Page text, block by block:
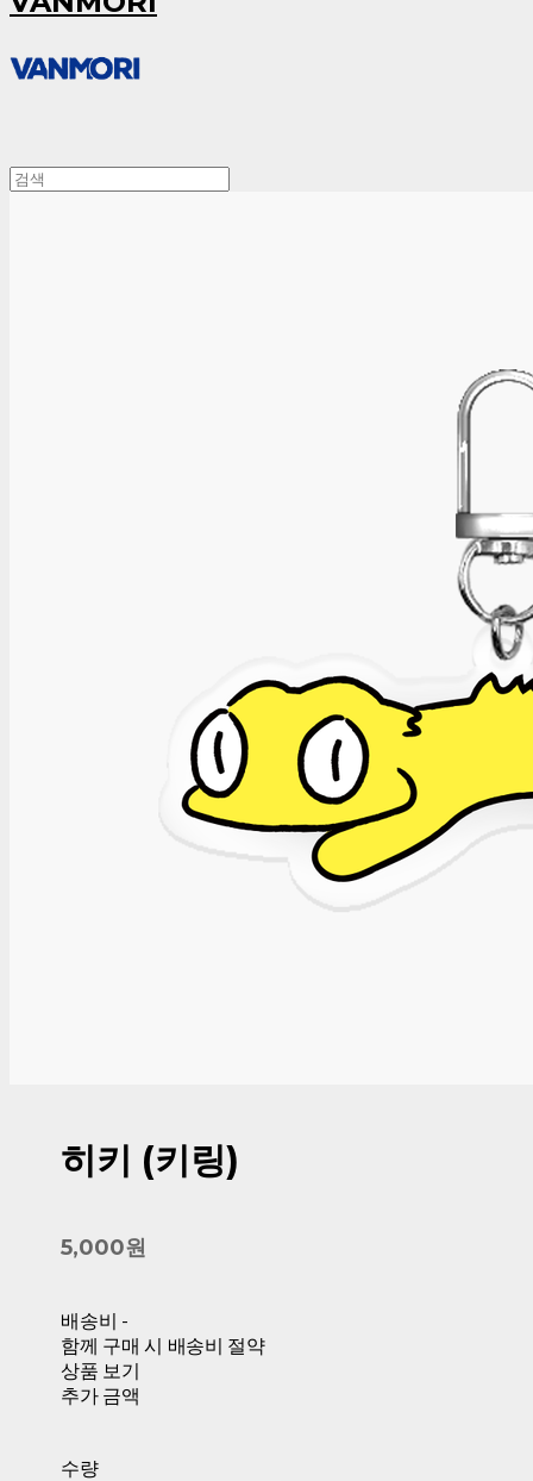
히키 (키링)
5,000원
배송비 -
함께 구매 시 배송비 절약
상품 보기
추가 금액
수량